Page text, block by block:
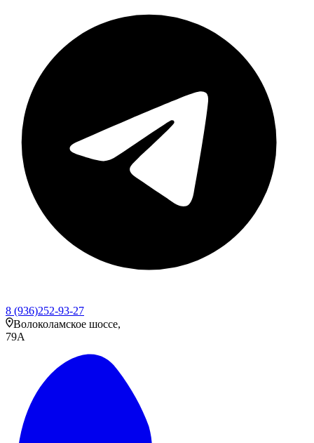
8 (936)252-93-27
Волоколамское шоссе,
79А